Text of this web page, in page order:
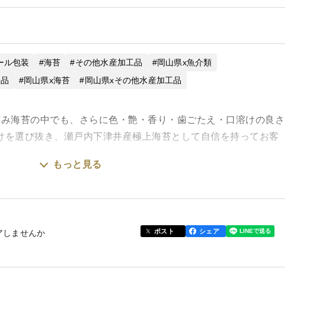
ル包装 海苔 その他水産加工品
岡山県x魚介類
岡山県x海苔 岡山県xその他水産加工品
海苔の中でも、さらに色・艶・香り・歯ごたえ・口溶けの良さ
を選び抜き、瀬戸内下津井産極上海苔として自信を持ってお客
もっと見る
しませんか ポスト シェア